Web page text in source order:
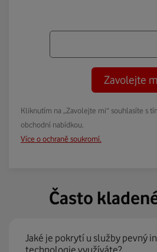
Zavolejte
Kliknutím na „Zavolejte mi“ souhlasíte s
obchodní nabídkou.
Více o ochraně soukromí.
Často
Jaké je pokrytí u služby pevný
technologie využíváte?